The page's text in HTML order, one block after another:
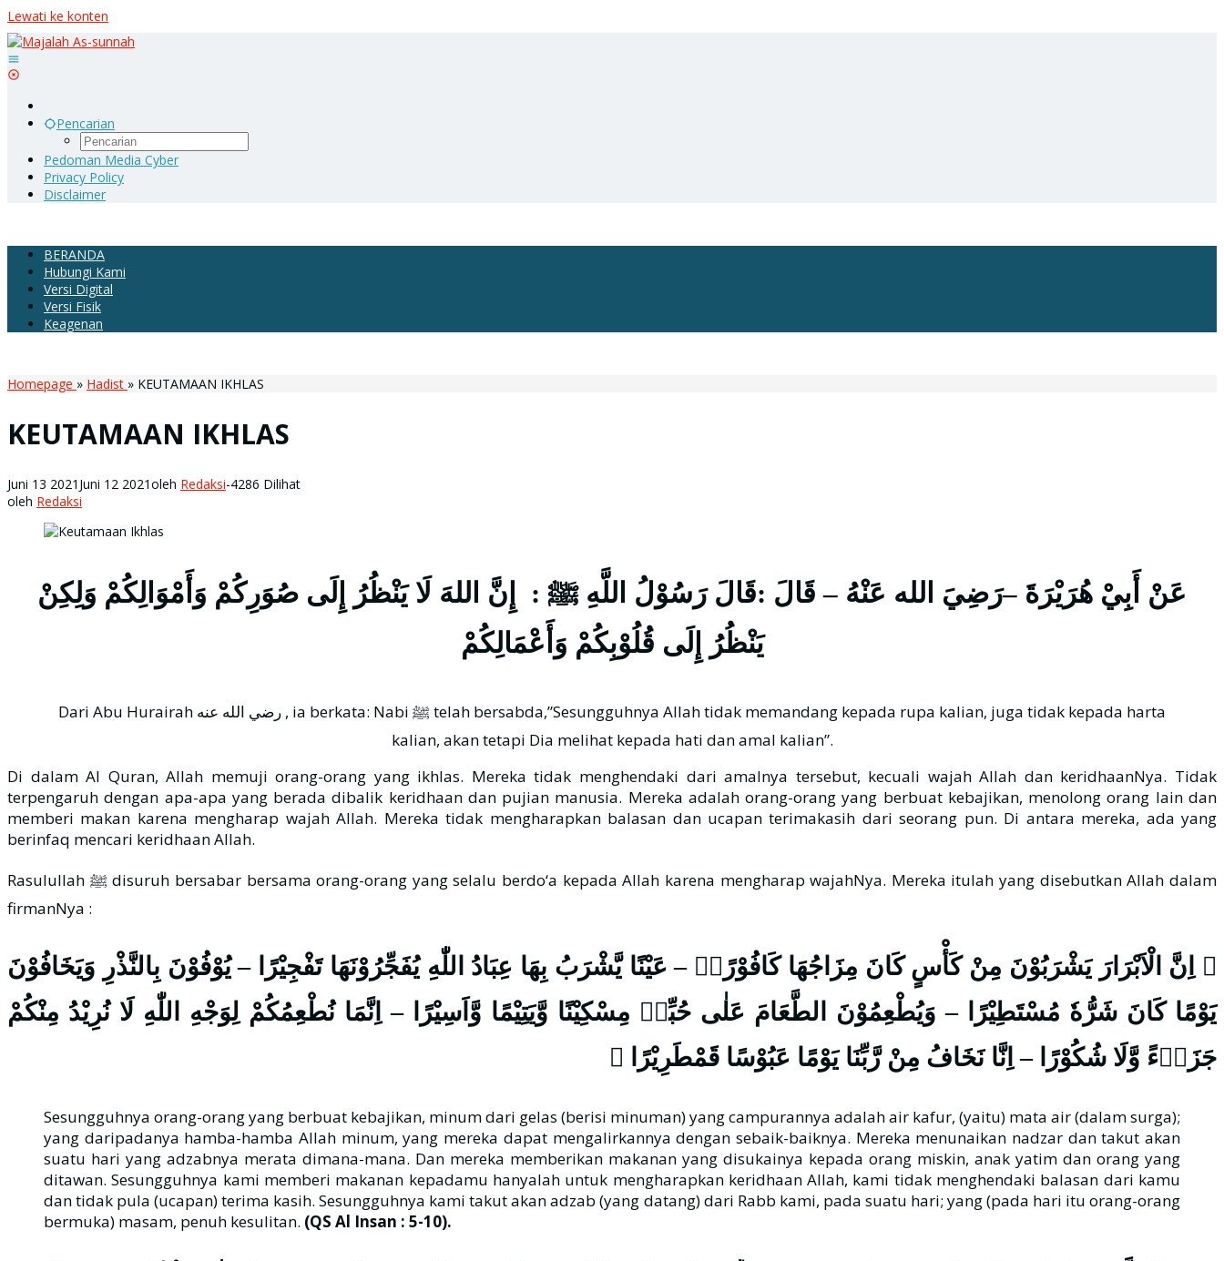
Lewati ke konten
Pencarian
Pedoman Media Cyber
Privacy Policy
Disclaimer
BERANDA
Hubungi Kami
Versi Digital
Versi Fisik
Keagenan
Homepage » Hadist » KEUTAMAAN IKHLAS
KEUTAMAAN IKHLAS
Juni 13 2021 Juni 12 2021oleh Redaksi-4286 Dilihat
oleh Redaksi
عَنْ أَبِيْ هُرَيْرَةَ –رَضِيَ الله عَنْهُ – قَالَ :قَالَ رَسُوْلُ اللَّهِ ﷺ : إِنَّ اللهَ لَا يَنْظُرُ إِلَى صُوَرِكُمْ وَأَمْوَالِكُمْ وَلِكِنْ
يَنْظُرُ إِلَى قُلُوْبِكُمْ وَأَعْمَالِكُمْ
Dari Abu Hurairah رضي الله عنه , ia berkata: Nabi ﷺ telah bersabda,”Sesungguhnya Allah tidak memandang kepada rupa kalian, juga tidak kepada harta
kalian, akan tetapi Dia melihat kepada hati dan amal kalian”.
Di dalam Al Quran, Allah memuji orang-orang yang ikhlas. Mereka tidak menghendaki dari amalnya tersebut, kecuali wajah Allah dan keridhaanNya. Tidak
terpengaruh dengan apa-apa yang berada dibalik keridhaan dan pujian manusia. Mereka adalah orang-orang yang berbuat kebajikan, menolong orang lain dan
memberi makan karena mengharap wajah Allah. Mereka tidak mengharapkan balasan dan ucapan terimakasih dari seorang pun. Di antara mereka, ada yang
berinfaq mencari keridhaan Allah.
Rasulullah ﷺ disuruh bersabar bersama orang-orang yang selalu berdo‘a kepada Allah karena mengharap wajahNya. Mereka itulah yang disebutkan Allah dalam
firmanNya :
﴿ اِنَّ الْاَبْرَارَ يَشْرَبُوْنَ مِنْ كَأْسٍ كَانَ مِزَاجُهَا كَافُوْرًاۚ – عَيْنًا يَّشْرَبُ بِهَا عِبَادُ اللّٰهِ يُفَجِّرُوْنَهَا تَفْجِيْرًا – يُوْفُوْنَ بِالنَّذْرِ وَيَخَافُوْنَ
يَوْمًا كَانَ شَرُّهٗ مُسْتَطِيْرًا – وَيُطْعِمُوْنَ الطَّعَامَ عَلٰى حُبِّهٖ مِسْكِيْنًا وَّيَتِيْمًا وَّاَسِيْرًا – اِنَّمَا نُطْعِمُكُمْ لِوَجْهِ اللّٰهِ لَا نُرِيْدُ مِنْكُمْ
جَزَاۤءً وَّلَا شُكُوْرًا – اِنَّا نَخَافُ مِنْ رَّبِّنَا يَوْمًا عَبُوْسًا قَمْطَرِيْرًا ﴾
Sesungguhnya orang-orang yang berbuat kebajikan, minum dari gelas (berisi minuman) yang campurannya adalah air kafur, (yaitu) mata air (dalam surga);
yang daripadanya hamba-hamba Allah minum, yang mereka dapat mengalirkannya dengan sebaik-baiknya. Mereka menunaikan nadzar dan takut akan
suatu hari yang adzabnya merata dimana-mana. Dan mereka memberikan makanan yang disukainya kepada orang miskin, anak yatim dan orang yang
ditawan. Sesungguhnya kami memberi makanan kepadamu hanyalah untuk mengharapkan keridhaan Allah, kami tidak menghendaki balasan dari kamu
dan tidak pula (ucapan) terima kasih. Sesungguhnya kami takut akan adzab (yang datang) dari Rabb kami, pada suatu hari; yang (pada hari itu orang-orang
bermuka) masam, penuh kesulitan. (QS Al Insan : 5-10).